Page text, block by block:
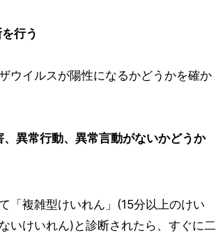
行う
ウイルスが陽性になるかどうかを確か
異常行動、異常言動がないかどうか
「複雑型けいれん」(15分以上のけい
いけいれん)と診断されたら、すぐに二